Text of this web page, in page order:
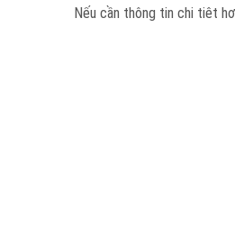
Nếu cần thông tin chi tiêt